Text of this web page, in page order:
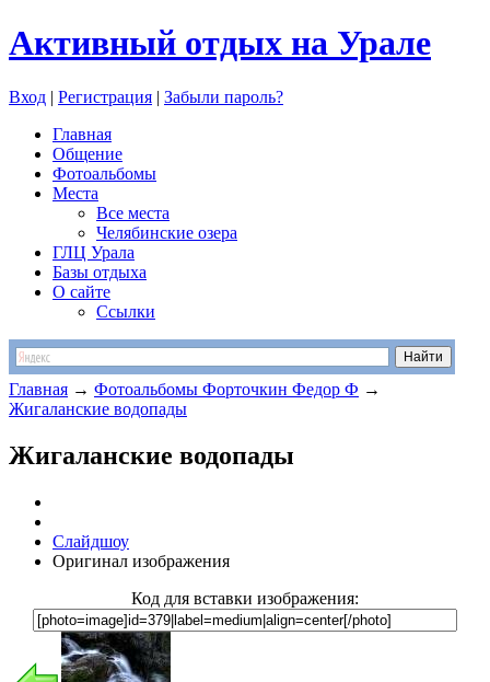
Активный отдых на Урале
Вход | Регистрация | Забыли пароль?
Главная
Общение
Фотоальбомы
Места
Все места
Челябинские озера
ГЛЦ Урала
Базы отдыха
О сайте
Ссылки
Главная → Фотоальбомы Форточкин Федор Ф →
Жигаланские водопады
Жигаланские водопады
Слайдшоу
Оригинал изображения
Код для вставки изображения: